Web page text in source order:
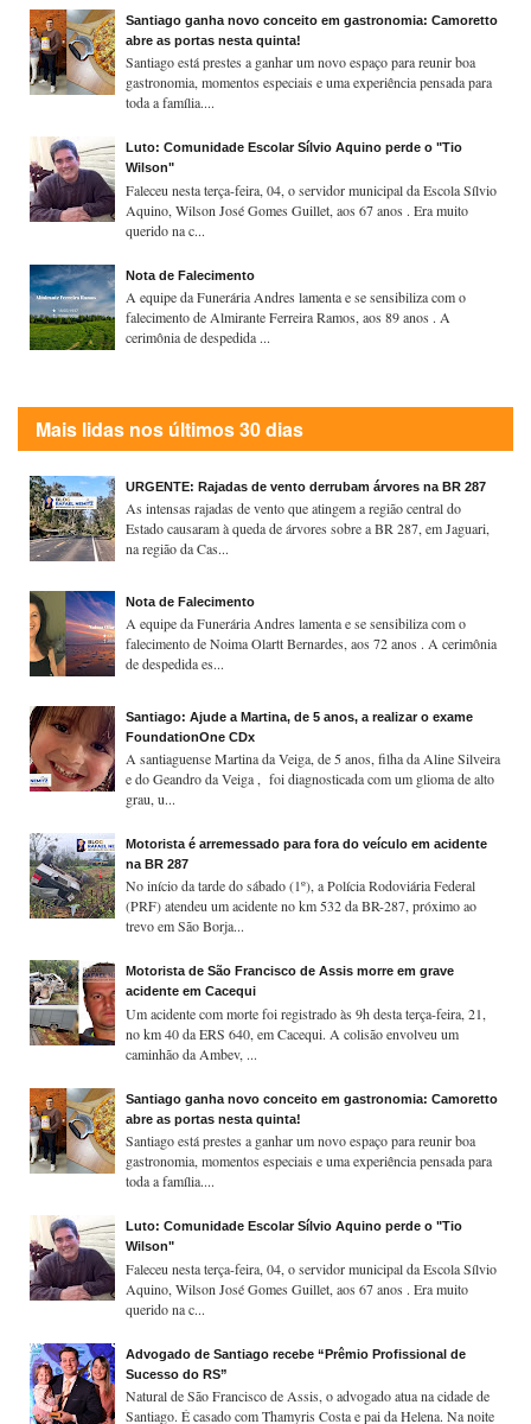
Santiago ganha novo conceito em gastronomia: Camoretto
abre as portas nesta quinta!
Santiago está prestes a ganhar um novo espaço para reunir boa
gastronomia, momentos especiais e uma experiência pensada para
toda a família....
Luto: Comunidade Escolar Sílvio Aquino perde o "Tio
Wilson"
Faleceu nesta terça-feira, 04, o servidor municipal da Escola Sílvio
Aquino, Wilson José Gomes Guillet, aos 67 anos . Era muito
querido na c...
Nota de Falecimento
A equipe da Funerária Andres lamenta e se sensibiliza com o
falecimento de Almirante Ferreira Ramos, aos 89 anos . A
cerimônia de despedida ...
Mais lidas nos últimos 30 dias
URGENTE: Rajadas de vento derrubam árvores na BR 287
As intensas rajadas de vento que atingem a região central do
Estado causaram à queda de árvores sobre a BR 287, em Jaguari,
na região da Cas...
Nota de Falecimento
A equipe da Funerária Andres lamenta e se sensibiliza com o
falecimento de Noima Olartt Bernardes, aos 72 anos . A cerimônia
de despedida es...
Santiago: Ajude a Martina, de 5 anos, a realizar o exame
FoundationOne CDx
A santiaguense Martina da Veiga, de 5 anos, filha da Aline Silveira
e do Geandro da Veiga , foi diagnosticada com um glioma de alto
grau, u...
Motorista é arremessado para fora do veículo em acidente
na BR 287
No início da tarde do sábado (1º), a Polícia Rodoviária Federal
(PRF) atendeu um acidente no km 532 da BR-287, próximo ao
trevo em São Borja...
Motorista de São Francisco de Assis morre em grave
acidente em Cacequi
Um acidente com morte foi registrado às 9h desta terça-feira, 21,
no km 40 da ERS 640, em Cacequi. A colisão envolveu um
caminhão da Ambev, ...
Santiago ganha novo conceito em gastronomia: Camoretto
abre as portas nesta quinta!
Santiago está prestes a ganhar um novo espaço para reunir boa
gastronomia, momentos especiais e uma experiência pensada para
toda a família....
Luto: Comunidade Escolar Sílvio Aquino perde o "Tio
Wilson"
Faleceu nesta terça-feira, 04, o servidor municipal da Escola Sílvio
Aquino, Wilson José Gomes Guillet, aos 67 anos . Era muito
querido na c...
Advogado de Santiago recebe “Prêmio Profissional de
Sucesso do RS”
Natural de São Francisco de Assis, o advogado atua na cidade de
Santiago. É casado com Thamyris Costa e pai da Helena. Na noite